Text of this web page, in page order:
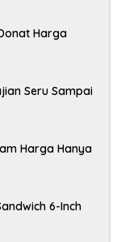
Harga
Seru Sampai
Harga Hanya
6-Inch